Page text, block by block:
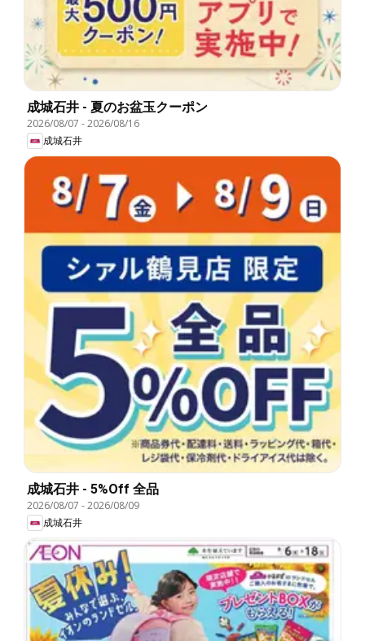
成城石井 - 夏のお盆玉クーポン
2026/08/07 -2026/08/16
成城石井
成城石井 - 5%Off 全品
2026/08/07 -2026/08/09
成城石井